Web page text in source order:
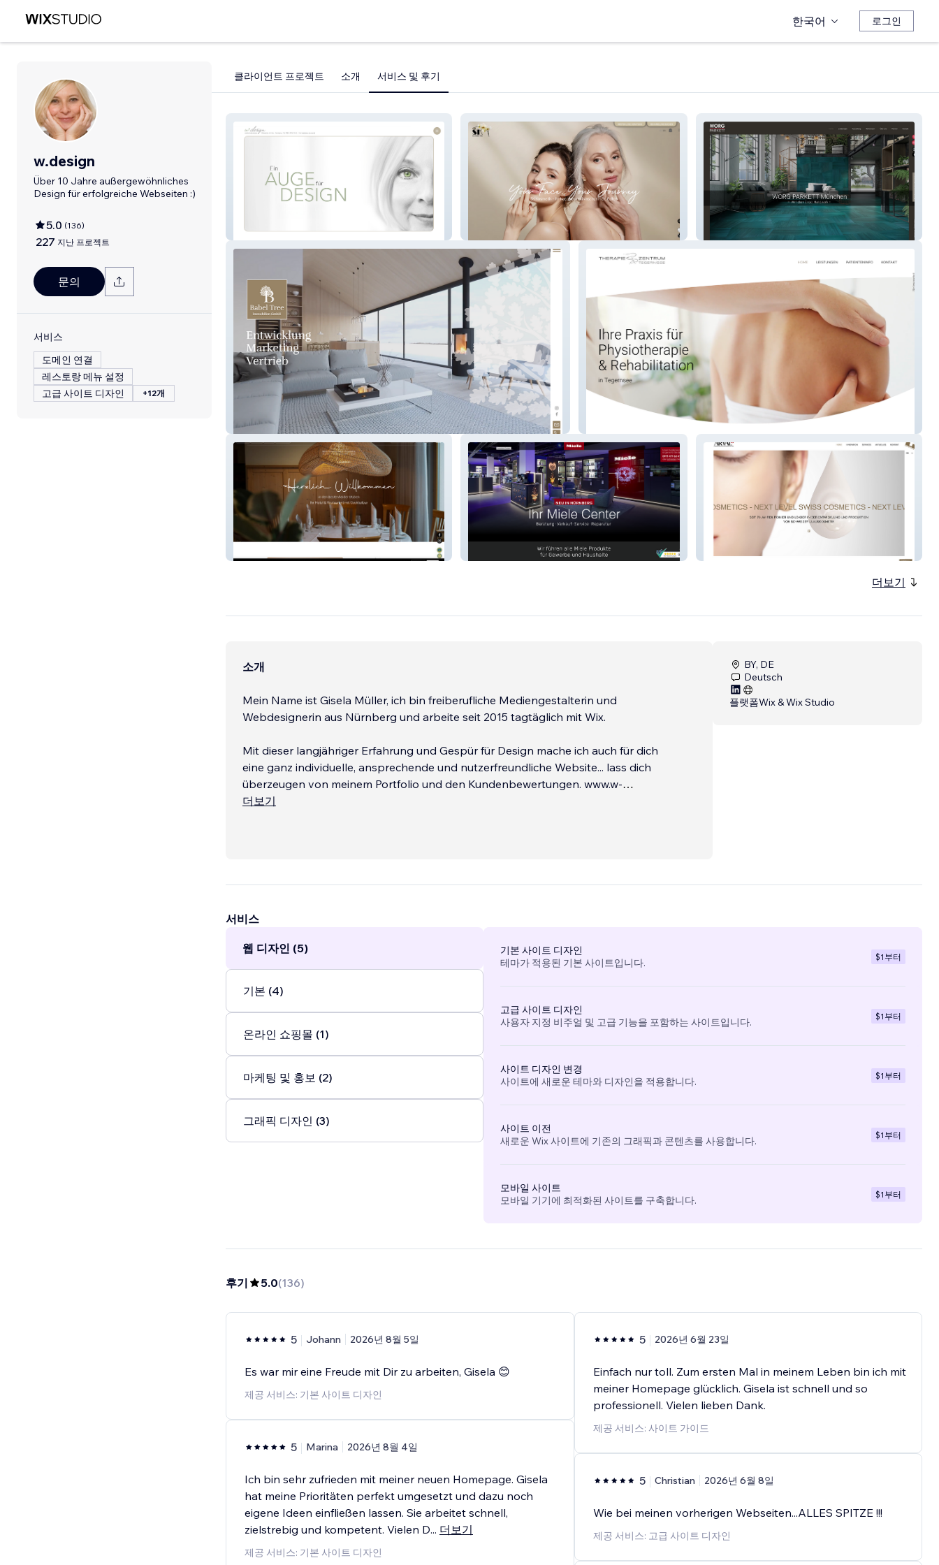
한국어 로그인
w.design
Über 10 Jahre außergewöhnliches
Design für erfolgreiche Webseiten :)
5.0 (136)
227 지난 프로젝트
문의
서비스
도메인 연결
레스토랑 메뉴 설정
고급 사이트 디자인
+12개
클라이언트 프로젝트 소개 서비스 및 후기
w.design SK Kosmetik WORG PARKETT
Babel Tree Immobilien Therapiezentrum Tegernsee
더보기
소개
Mein Name ist Gisela Müller, ich bin freiberufliche Mediengestalterin und
Webdesignerin aus Nürnberg und arbeite seit 2015 tagtäglich mit Wix.
Mit dieser langjähriger Erfahrung und Gespür für Design mache ich auch für dich
eine ganz individuelle, ansprechende und nutzerfreundliche Website... lass dich
überzeugen von meinem Portfolio und den Kundenbewertungen. www.w-
design.de
더보기
BY, DE
Deutsch
플랫폼Wix & Wix Studio
서비스
웹 디자인 (5)
기본 (4)
온라인 쇼핑몰 (1)
마케팅 및 홍보 (2)
그래픽 디자인 (3)
기본 사이트 디자인
테마가 적용된 기본 사이트입니다.
$1 부터
고급 사이트 디자인
사용자 지정 비주얼 및 고급 기능을 포함하는 사이트입니다.
$1 부터
사이트 디자인 변경
사이트에 새로운 테마와 디자인을 적용합니다.
$1 부터
사이트 이전
새로운 Wix 사이트에 기존의 그래픽과 콘텐츠를 사용합니다.
$1 부터
모바일 사이트
모바일 기기에 최적화된 사이트를 구축합니다.
$1 부터
후기 5.0(136)
5 Johann 2026년 8월 5일
Es war mir eine Freude mit Dir zu arbeiten, Gisela 😊
제공 서비스: 기본 사이트 디자인
5 Marina 2026년 8월 4일
Ich bin sehr zufrieden mit meiner neuen Homepage. Gisela
hat meine Prioritäten perfekt umgesetzt und dazu noch
eigene Ideen einfließen lassen. Sie arbeitet schnell,
zielstrebig und kompetent. Vielen D... 더보기
제공 서비스: 기본 사이트 디자인
5 2026년 6월 23일
Einfach nur toll. Zum ersten Mal in meinem Leben bin ich mit
meiner Homepage glücklich. Gisela ist schnell und so
professionell. Vielen lieben Dank.
제공 서비스: 사이트 가이드
5 Christian 2026년 6월 8일
Wie bei meinen vorherigen Webseiten...ALLES SPITZE !!!
제공 서비스: 고급 사이트 디자인